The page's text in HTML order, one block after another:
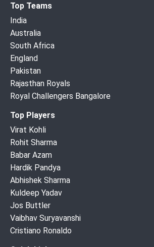
Top Teams
India
Australia
South Africa
England
Pakistan
Rajasthan Royals
Royal Challengers Bangalore
Top Players
Virat Kohli
Rohit Sharma
Babar Azam
Hardik Pandya
Abhishek Sharma
Kuldeep Yadav
Jos Buttler
Vaibhav Suryavanshi
Cristiano Ronaldo